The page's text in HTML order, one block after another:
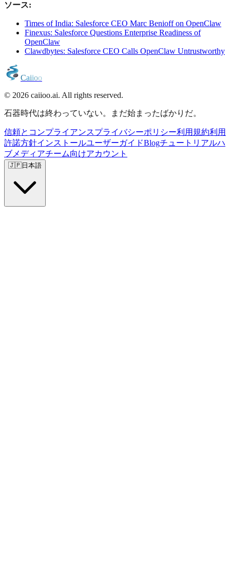
ソース:
Times of India: Salesforce CEO Marc Benioff on OpenClaw
Finexus: Salesforce Questions Enterprise Readiness of
OpenClaw
Clawdbytes: Salesforce CEO Calls OpenClaw Untrustworthy
Caiioo
© 2026 caiioo.ai. All rights reserved.
石器時代は終わっていない。まだ始まったばかりだ。
信頼とコンプライアンスプライバシーポリシー利用規約利用
許諾方針インストールユーザーガイドBlogチュートリアルハ
ブ メディアチーム向けアカウント
🇯🇵日本語